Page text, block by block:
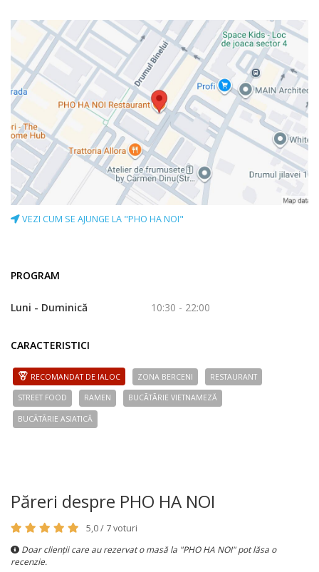
VEZI CUM SE AJUNGE LA "PHO HA NOI"
PROGRAM
Luni - Duminică 10:30 - 22:00
CARACTERISTICI
RECOMANDAT DE IALOC ZONA BERCENI RESTAURANT
STREET FOOD RAMEN BUCÃTÃRIE VIETNAMEZĂ
BUCÃTÃRIE ASIATICĂ
Păreri despre PHO HA NOI
5,0 / 7 voturi
Doar clienții care au rezervat o masă la "PHO HA NOI" pot lăsa o
recenzie.